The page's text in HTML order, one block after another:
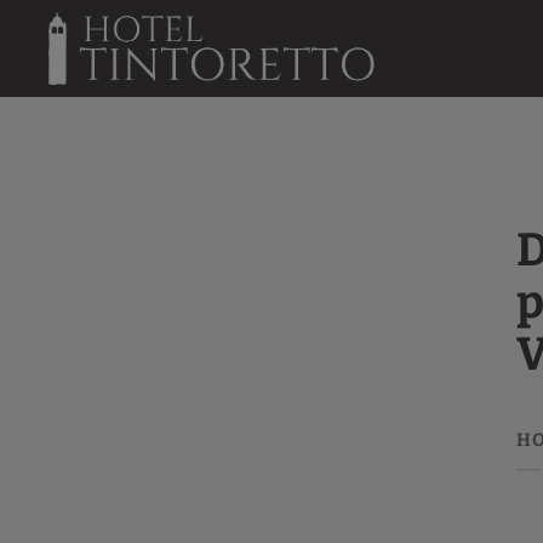
Disfruta De Los Mejores Planes De Navidad En Venecia dell´ Hotel